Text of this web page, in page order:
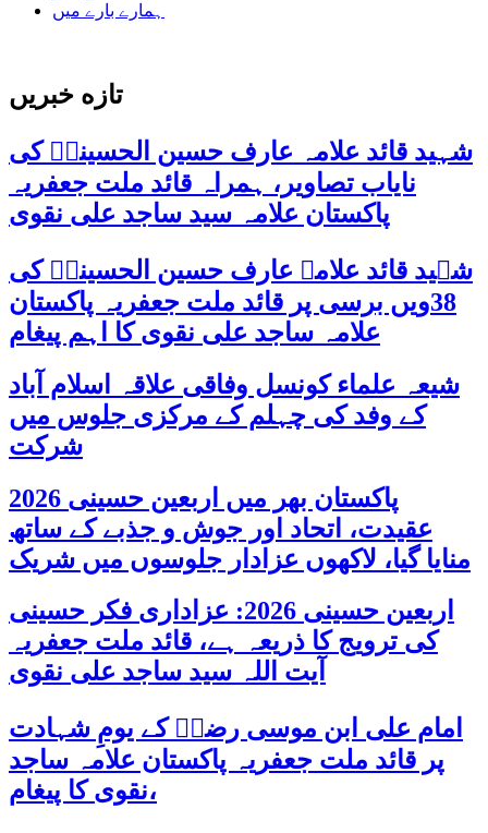
ہمارے بارے میں
تازه خبریں
شہید قائد علامہ عارف حسین الحسینیؒ کی
نایاب تصاویر، ہمراہ قائد ملت جعفریہ
پاکستان علامہ سید ساجد علی نقوی
شہید قائد علامہ عارف حسین الحسینیؒ کی
38ویں برسی پر قائد ملت جعفریہ پاکستان
علامہ ساجد علی نقوی کا اہم پیغام
شیعہ علماء کونسل وفاقی علاقہ اسلام آباد
کے وفد کی چہلم کے مرکزی جلوس میں
شرکت
پاکستان بھر میں اربعین حسینی 2026
عقیدت، اتحاد اور جوش و جذبے کے ساتھ
منایا گیا، لاکھوں عزادار جلوسوں میں شریک
اربعین حسینی 2026: عزاداری فکر حسینی
کی ترویج کا ذریعہ ہے، قائد ملت جعفریہ
آیت اللہ سید ساجد علی نقوی
امام علی ابن موسی رضاؑ کے یومِ شہادت
پر قائد ملت جعفریہ پاکستان علامہ ساجد
نقوی کا پیغام،